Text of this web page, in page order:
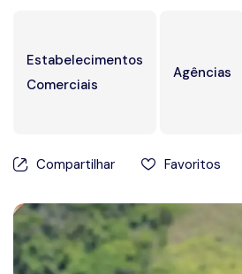
Agências
Estabelecimentos
Comerciais
Agências
Compartilhar Favoritos